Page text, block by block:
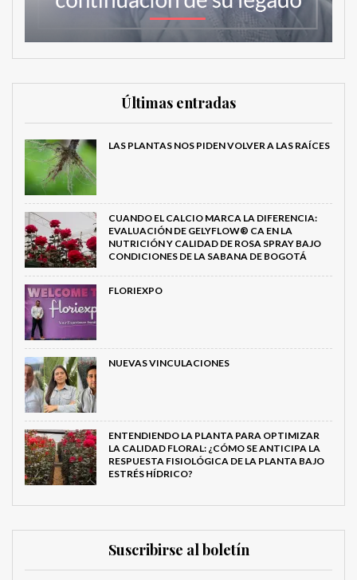
Últimas entradas
LAS PLANTAS NOS PIDEN VOLVER A LAS RAÍCES
CUANDO EL CALCIO MARCA LA DIFERENCIA:
EVALUACIÓN DE GELYFLOW® CA EN LA
NUTRICIÓN Y CALIDAD DE ROSA SPRAY BAJO
CONDICIONES DE LA SABANA DE BOGOTÁ
FLORIEXPO
NUEVAS VINCULACIONES
ENTENDIENDO LA PLANTA PARA OPTIMIZAR
LA CALIDAD FLORAL: ¿CÓMO SE ANTICIPA LA
RESPUESTA FISIOLÓGICA DE LA PLANTA BAJO
ESTRÉS HÍDRICO?
Suscribirse al boletín